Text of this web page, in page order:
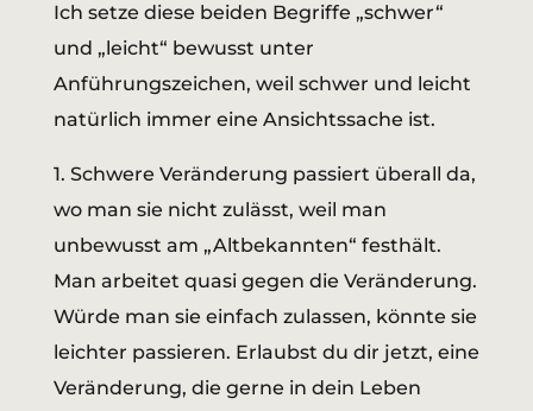
Ich setze diese beiden Begriffe „schwer“
und „leicht“ bewusst unter
Anführungszeichen, weil schwer und leicht
natürlich immer eine Ansichtssache ist.
1. Schwere Veränderung passiert überall da,
wo man sie nicht zulässt, weil man
unbewusst am „Altbekannten“ festhält.
Man arbeitet quasi gegen die Veränderung.
Würde man sie einfach zulassen, könnte sie
leichter passieren. Erlaubst du dir jetzt, eine
Veränderung, die gerne in dein Leben